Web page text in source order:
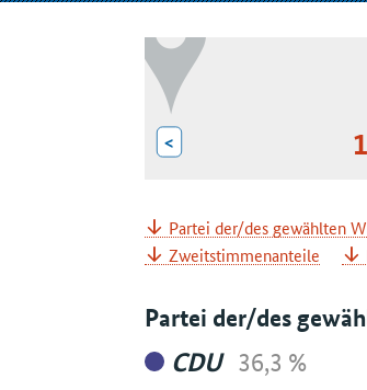
<
Partei der/des gewählten
Zweitstimmenanteile
Partei der/des
CDU 36,3 %